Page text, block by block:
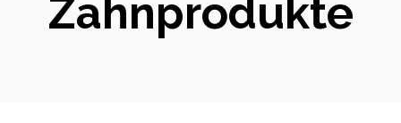
Zahnprodukte